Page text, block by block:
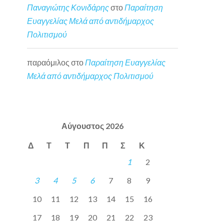
Παναγιώτης ΚονιδάρηςστοΠαραίτηση
Ευαγγελίας Μελά από αντιδήμαρχος
Πολιτισμού
παραόμιλος στο Παραίτηση Ευαγγελίας
Μελά από αντιδήμαρχος Πολιτισμού
Αύγουστος 2026
Δ Τ Τ Π Π Σ
Κ
1
2
3
4 5 6 7 8
9
10
11 12 13 14 15
16
17
18 19 20 21 22 23